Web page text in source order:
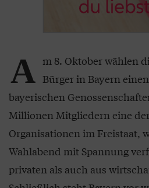
A m 8. Oktober wählen
Bürger in Bayern
bayerischen
Millionen Mitgliedern eine
Organisationen im Freistaat,
Wahlabend mit Spannung
privaten als auch aus